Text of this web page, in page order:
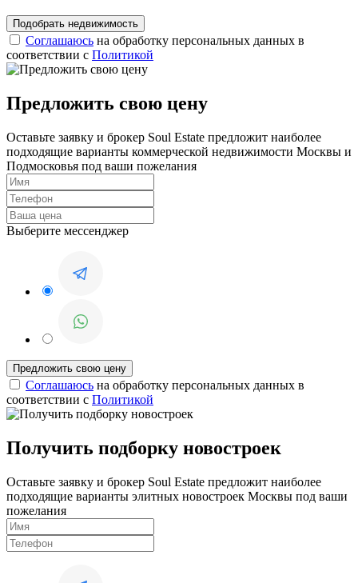
Соглашаюсь на обработку персональных данных в
соответствии с Политикой
Предложить свою цену
Оставьте заявку и брокер Soul Estate предложит наиболее
подходящие варианты коммерческой недвижимости Москвы и
Подмосковья под ваши пожелания
Выберите мессенджер
Соглашаюсь на обработку персональных данных в
соответствии с Политикой
Получить подборку новостроек
Оставьте заявку и брокер Soul Estate предложит наиболее
подходящие варианты элитных новостроек Москвы под ваши
пожелания